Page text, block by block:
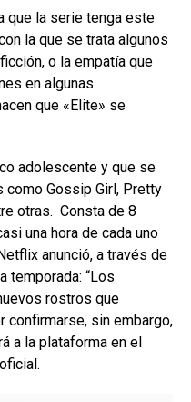
que la serie tenga este
la que se trata algunos
o la empatía que
en algunas
que «Elite» se
adolescente y que se
Gossip Girl, Pretty
otras. Consta de 8
una hora de cada uno
anunció, a través de
temporada: “Los
rostros que
confirmarse, sin embargo,
a la plataforma en el